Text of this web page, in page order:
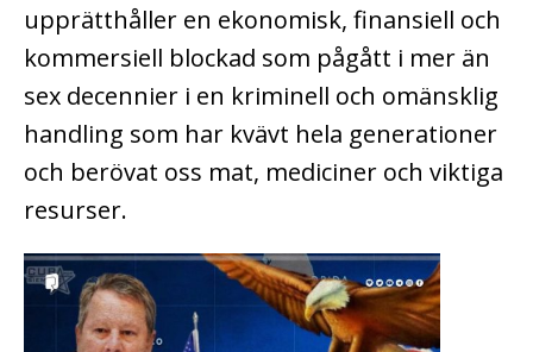
upprätthåller en ekonomisk, finansiell och
kommersiell blockad som pågått i mer än
sex decennier i en kriminell och omänsklig
handling som har kvävt hela generationer
och berövat oss mat, mediciner och viktiga
resurser.